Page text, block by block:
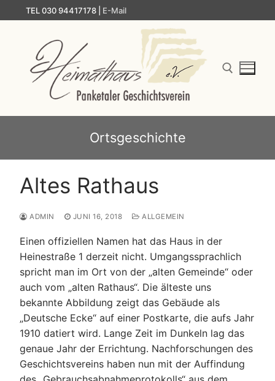
Inhalt
TEL 030 94417178 | E-Mail
Ortsgeschichte
Altes Rathaus
ADMIN JUNI 16, 2018 ALLGEMEIN
Einen offiziellen Namen hat das Haus in der
Heinestraße 1 derzeit nicht. Umgangssprachlich
spricht man im Ort von der „alten Gemeinde“ oder
auch vom „alten Rathaus“. Die älteste uns
bekannte Abbildung zeigt das Gebäude als
„Deutsche Ecke“ auf einer Postkarte, die aufs Jahr
1910 datiert wird. Lange Zeit im Dunkeln lag das
genaue Jahr der Errichtung. Nachforschungen des
Geschichtsvereins haben nun mit der Auffindung